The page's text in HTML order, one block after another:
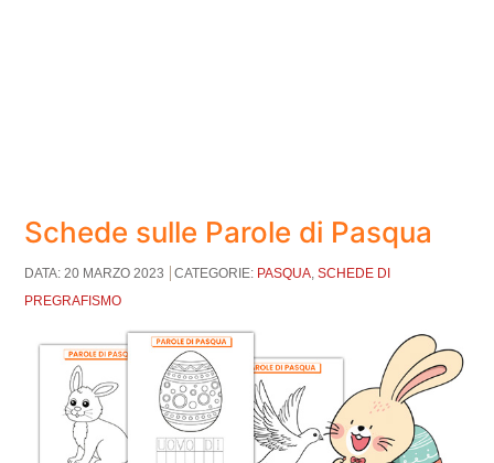
Schede sulle Parole di Pasqua
DATA: 20 MARZO 2023 CATEGORIE: PASQUA,SCHEDE DI
PREGRAFISMO